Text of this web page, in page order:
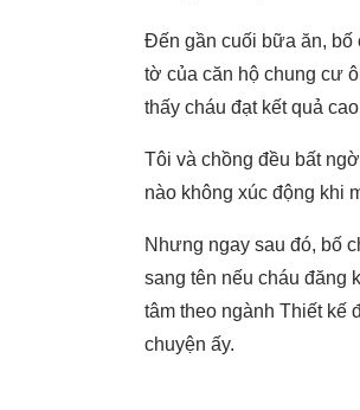
Đến gần cuối bữa ăn, bố
tờ của căn hộ chung cư
thấy cháu đạt kết quả
Tôi và chồng đều bất
nào không xúc động khi
Nhưng ngay sau đó, bố
sang tên nếu cháu đăng
tâm theo ngành Thiết kế
chuyện ấy.